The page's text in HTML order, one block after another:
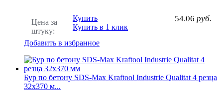
Цена за
штуку:
54.06 руб.
Купить
Купить в 1 клик
Добавить в избранное
Бур по бетону SDS-Max Kraftool Industrie Qualitat 4 резца
32х370 м...